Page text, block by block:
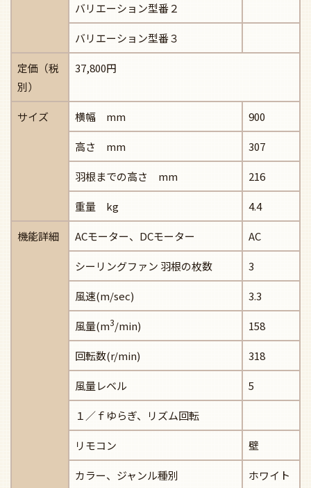
バリエーション型番２
バリエーション型番３
定価（税
別）
37,800円
サイズ 横幅 mm 900
高さ mm 307
羽根までの高さ mm 216
重量 kg 4.4
機能詳細 ACモーター、DCモーター AC
シーリングファン 羽根の枚数 3
風速(m/sec) 3.3
風量(m3/min) 158
回転数(r/min) 318
風量レベル 5
１／ｆゆらぎ、リズム回転
リモコン 壁
カラー、ジャンル種別 ホワイト